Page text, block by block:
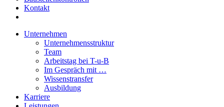
Kontakt
Unternehmen
Unternehmensstruktur
Team
Arbeitstag bei T-u-B
Im Gespräch mit …
Wissenstransfer
Ausbildung
Karriere